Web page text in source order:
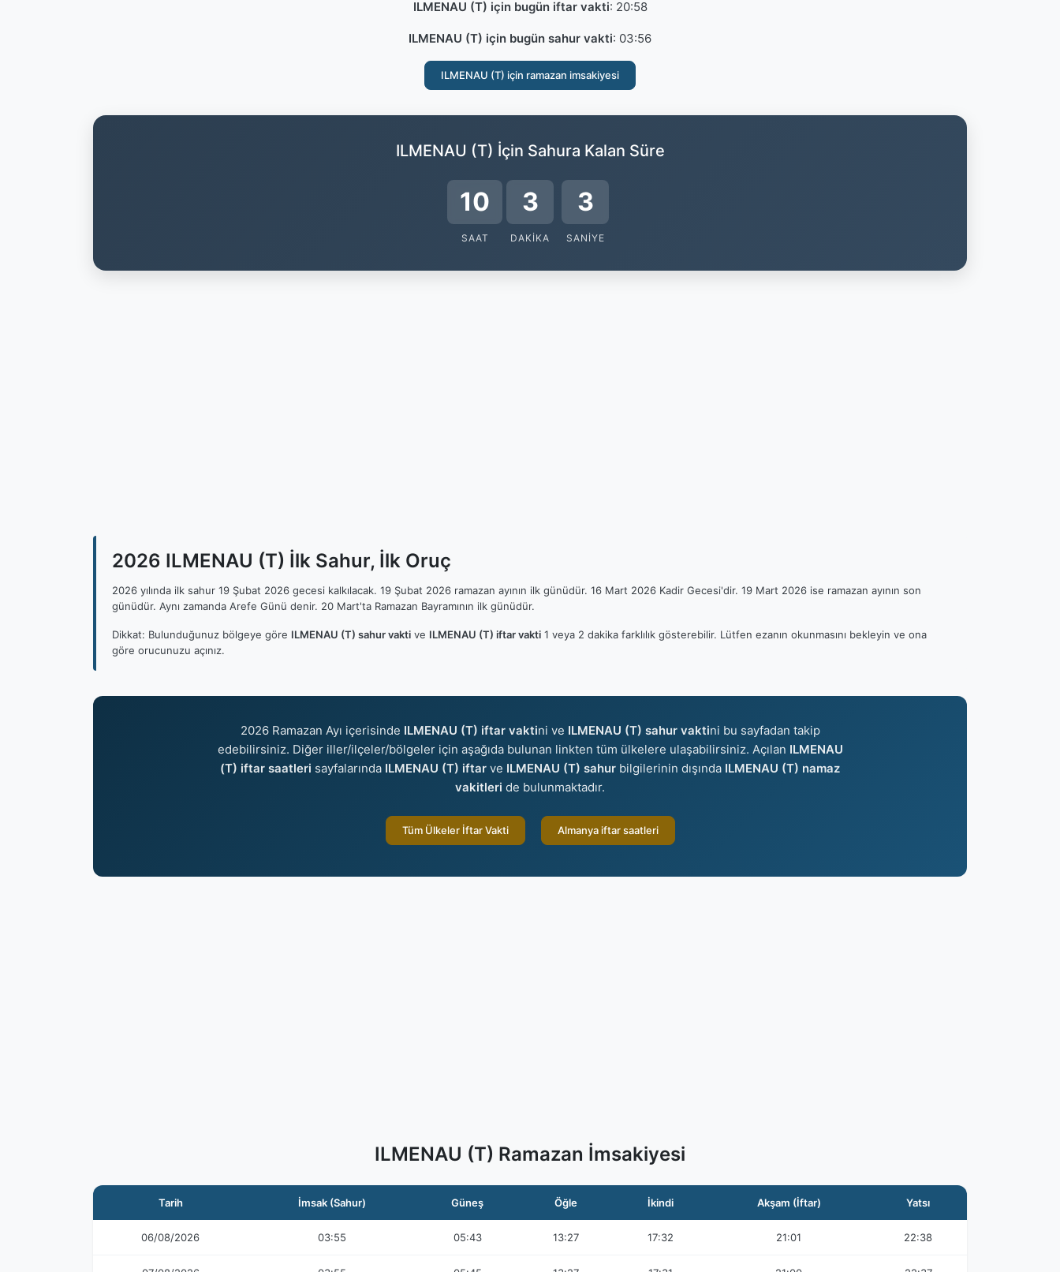
ILMENAU (T) için bugün iftar vakti: 20:58
ILMENAU (T) için bugün sahur vakti: 03:56
ILMENAU (T) için ramazan imsakiyesi
ILMENAU (T) İçin Sahura Kalan Süre
10
SAAT
3
DAKIKA
2
SANIYE
2026 ILMENAU (T) İlk Sahur, İlk Oruç
2026 yılında ilk sahur 19 Şubat 2026 gecesi kalkılacak. 19 Şubat 2026 ramazan ayının ilk günüdür. 16 Mart 2026 Kadir Gecesi'dir. 19 Mart 2026 ise ramazan ayının son
günüdür. Aynı zamanda Arefe Günü denir. 20 Mart'ta Ramazan Bayramının ilk günüdür.
Dikkat: Bulunduğunuz bölgeye göre ILMENAU (T) sahur vakti ve ILMENAU (T) iftar vakti 1 veya 2 dakika farklılık gösterebilir. Lütfen ezanın okunmasını bekleyin ve ona
göre orucunuzu açınız.
2026 Ramazan Ayı içerisinde ILMENAU (T) iftar vaktini ve ILMENAU (T) sahur vaktini bu sayfadan takip
edebilirsiniz. Diğer iller/ilçeler/bölgeler için aşağıda bulunan linkten tüm ülkelere ulaşabilirsiniz. Açılan ILMENAU
(T) iftar saatleri sayfalarında ILMENAU (T) iftar ve ILMENAU (T) sahur bilgilerinin dışında ILMENAU (T) namaz
vakitleri de bulunmaktadır.
Tüm Ülkeler İftar Vakti Almanya iftar saatleri
ILMENAU (T) Ramazan İmsakiyesi
Tarih İmsak (Sahur) Güneş Öğle İkindi Akşam (İftar) Yatsı
06/08/2026 03:55 05:43 13:27 17:32 21:01 22:38